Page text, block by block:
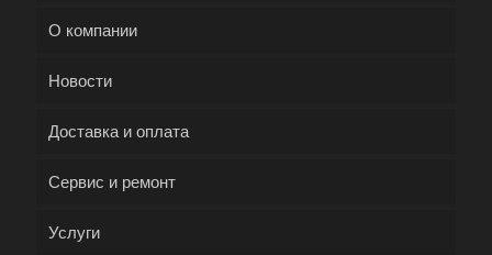
О компании
Новости
Доставка и оплата
Сервис и ремонт
Услуги